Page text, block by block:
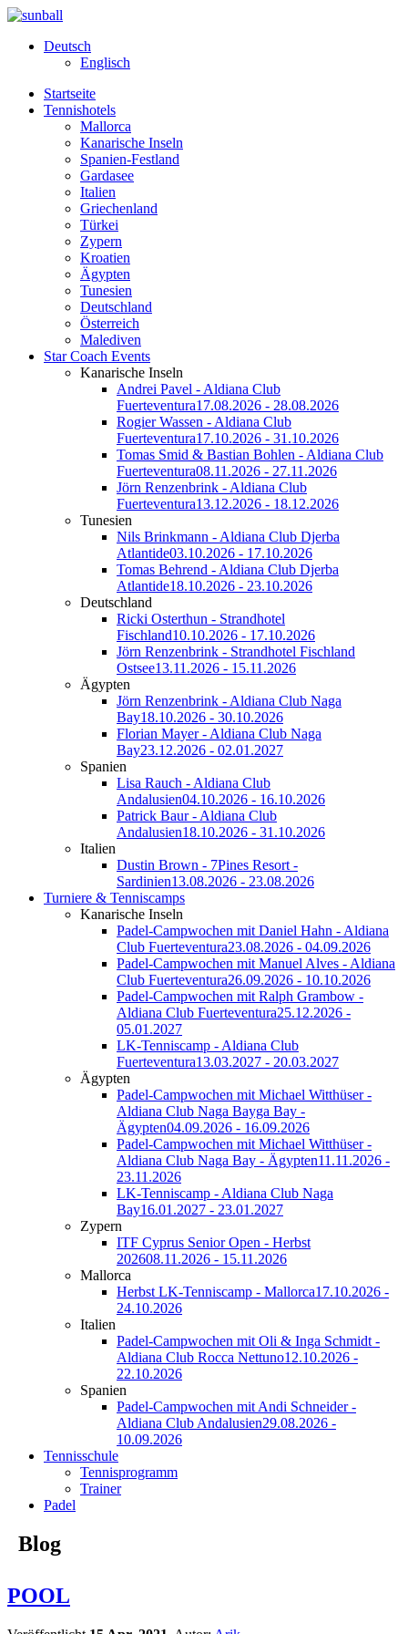
Deutsch
Englisch
Startseite
Tennishotels
Mallorca
Kanarische Inseln
Spanien-Festland
Gardasee
Italien
Griechenland
Türkei
Zypern
Kroatien
Ägypten
Tunesien
Deutschland
Österreich
Malediven
Star Coach Events
Kanarische Inseln
Andrei Pavel - Aldiana Club
Fuerteventura17.08.2026 - 28.08.2026
Rogier Wassen - Aldiana Club
Fuerteventura17.10.2026 - 31.10.2026
Tomas Smid & Bastian Bohlen - Aldiana Club
Fuerteventura08.11.2026 - 27.11.2026
Jörn Renzenbrink - Aldiana Club
Fuerteventura13.12.2026 - 18.12.2026
Tunesien
Nils Brinkmann - Aldiana Club Djerba
Atlantide03.10.2026 - 17.10.2026
Tomas Behrend - Aldiana Club Djerba
Atlantide18.10.2026 - 23.10.2026
Deutschland
Ricki Osterthun - Strandhotel
Fischland10.10.2026 - 17.10.2026
Jörn Renzenbrink - Strandhotel Fischland
Ostsee13.11.2026 - 15.11.2026
Ägypten
Jörn Renzenbrink - Aldiana Club Naga
Bay18.10.2026 - 30.10.2026
Florian Mayer - Aldiana Club Naga
Bay23.12.2026 - 02.01.2027
Spanien
Lisa Rauch - Aldiana Club
Andalusien04.10.2026 - 16.10.2026
Patrick Baur - Aldiana Club
Andalusien18.10.2026 - 31.10.2026
Italien
Dustin Brown - 7Pines Resort -
Sardinien13.08.2026 - 23.08.2026
Turniere & Tenniscamps
Kanarische Inseln
Padel-Campwochen mit Daniel Hahn - Aldiana
Club Fuerteventura23.08.2026 - 04.09.2026
Padel-Campwochen mit Manuel Alves - Aldiana
Club Fuerteventura26.09.2026 - 10.10.2026
Padel-Campwochen mit Ralph Grambow -
Aldiana Club Fuerteventura25.12.2026 -
05.01.2027
LK-Tenniscamp - Aldiana Club
Fuerteventura13.03.2027 - 20.03.2027
Ägypten
Padel-Campwochen mit Michael Witthüser -
Aldiana Club Naga Bayga Bay -
Ägypten04.09.2026 - 16.09.2026
Padel-Campwochen mit Michael Witthüser -
Aldiana Club Naga Bay - Ägypten11.11.2026 -
23.11.2026
LK-Tenniscamp - Aldiana Club Naga
Bay16.01.2027 - 23.01.2027
Zypern
ITF Cyprus Senior Open - Herbst
202608.11.2026 - 15.11.2026
Mallorca
Herbst LK-Tenniscamp - Mallorca17.10.2026 -
24.10.2026
Italien
Padel-Campwochen mit Oli & Inga Schmidt -
Aldiana Club Rocca Nettuno12.10.2026 -
22.10.2026
Spanien
Padel-Campwochen mit Andi Schneider -
Aldiana Club Andalusien29.08.2026 -
10.09.2026
Tennisschule
Tennisprogramm
Trainer
Padel
Blog
POOL